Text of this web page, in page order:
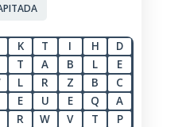
K T I H
D
T A B L
E
L R Z B
C
E U E Q
A
R W V T
P